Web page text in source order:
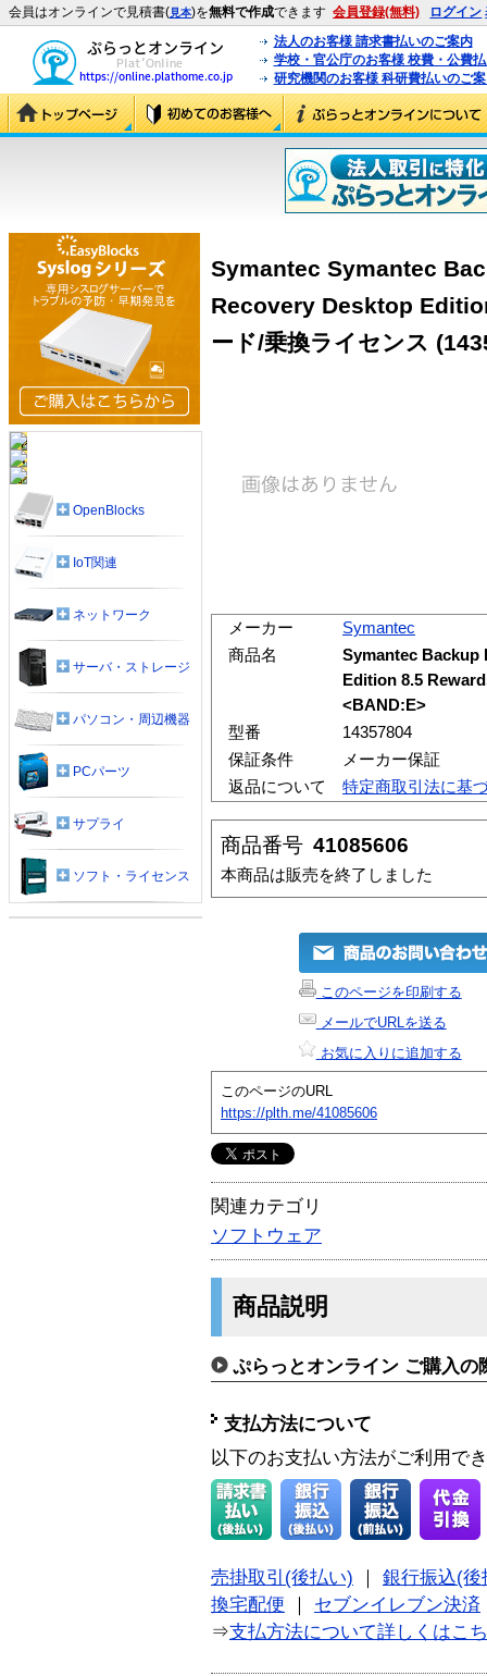
会員はオンラインで見積書(見本)を無料で作成できます 会員登録(無料) ログイン
法人のお客様 請求書払いのご案内
学校・官公庁のお客様 校費・公費
研究機関のお客様 科研費払いのご
Symantec Symantec
Recovery Desktop
ード/乗換ライセンス
メーカー
Symantec
商品名
Symantec Backup
Edition 8.5
<BAND:E>
型番
14357804
保証条件
メーカー保証
返品について
特定商取引法に基
商品番号 41085606
本商品は販売を終了しました
このページを印刷する
メールでURLを送る
お気に入りに追加する
このページのURL
https://plth.me/41085606
関連カテゴリ
ソフトウェア
商品説明
ぷらっとオンライン ご購入の
支払方法について
以下のお支払い方法がご利用で
売掛取引(後払い)
銀行振込(後
換宅配便
セブンイレブン決済
⇒支払方法について詳しくはこ
OpenBlocks
IoT関連
ネットワーク
サーバ・ストレージ
パソコン・周辺機器
PCパーツ
サプライ
ソフト・ライセンス